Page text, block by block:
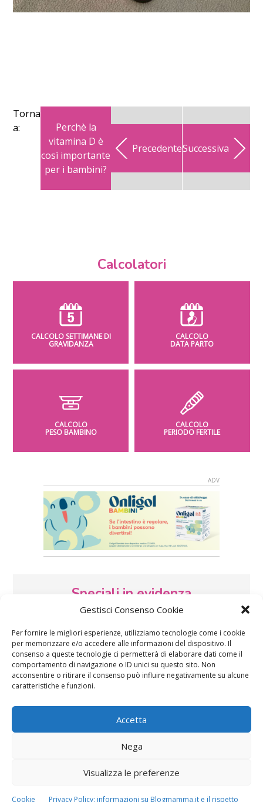
Gestisci Consenso Cookie
Per fornire le migliori esperienze, utilizziamo tecnologie come i cookie
per memorizzare e/o accedere alle informazioni del dispositivo. Il
consenso a queste tecnologie ci permetterà di elaborare dati come il
comportamento di navigazione o ID unici su questo sito. Non
acconsentire o ritirare il consenso può influire negativamente su alcune
caratteristiche e funzioni.
Accetta
Nega
Visualizza le preferenze
Cookie Privacy Policy: informazioni su Blogmamma.it e il rispetto
Torna
a:
Perchè la
vitamina D è
così importante
per i bambini?
PrecedenteSuccessiva
Calcolatori
CALCOLO SETTIMANE DI
GRAVIDANZA
CALCOLO
DATA PARTO
CALCOLO
PESO BAMBINO
CALCOLO
PERIODO FERTILE
Speciali in evidenza
Vaccini
Festa della mamma: Le settimane di